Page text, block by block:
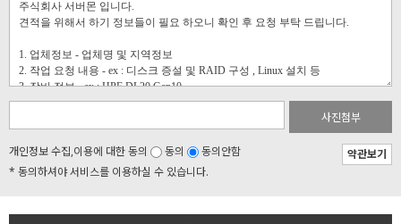
사진첨부
개인정보 수집,이용에 대한 동의 동의 동의안함
약관보기
* 동의하셔야 서비스를 이용하실 수 있습니다.